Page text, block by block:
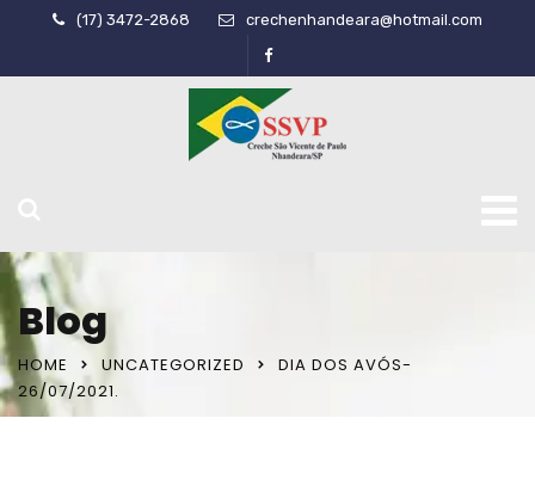
(17) 3472-2868 crechenhandeara@hotmail.com
Blog
HOME UNCATEGORIZED
DIA DOS AVÓS-
26/07/2021.